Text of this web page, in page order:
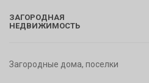
ЗАГОРОДНАЯ
НЕДВИЖИМОСТЬ
Загородные дома, поселки